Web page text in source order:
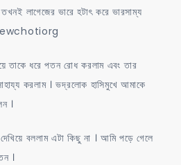
লাগেজের ভারে হটাৎ করে ভারসাম্য
newchotiorg
তাকে ধরে পতন রোধ করলাম এবং তার
করলাম । ভদ্রলোক হাসিমুখে আমাকে
।
বললাম এটা কিছু না । আমি পড়ে গেলে
।